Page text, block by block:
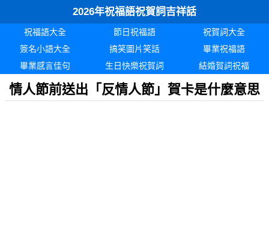
2026年祝福語祝賀詞吉祥話
祝福語大全 節日祝福語
祝賀詞大全
簽名小語大全
搞笑圖片笑話
畢業祝福語
畢業感言佳句
生日快樂祝賀詞 結婚賀詞祝福
情人節前送出「反情人節」賀卡是什麼意思